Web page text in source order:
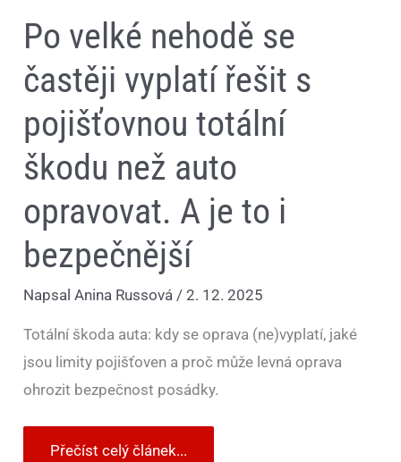
Po velké nehodě se
častěji vyplatí řešit s
pojišťovnou totální
škodu než auto
opravovat. A je to i
bezpečnější
NapsalAnina Russová /2. 12. 2025
Totální škoda auta: kdy se oprava (ne)vyplatí, jaké
jsou limity pojišťoven a proč může levná oprava
ohrozit bezpečnost posádky.
bezpečnější
Přečíst celý článek...